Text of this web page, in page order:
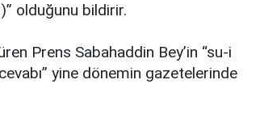
olduğunu bildirir.
Prens Sabahaddin Bey’in “su-i
yine dönemin gazetelerinde